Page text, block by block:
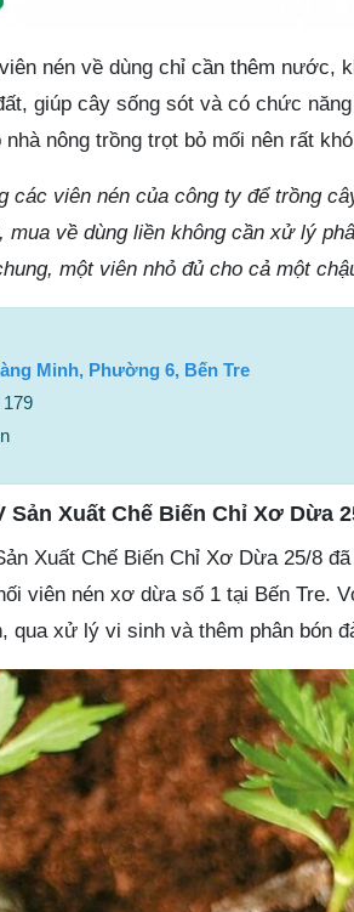
nén về dùng chỉ cần thêm nước,
giúp cây sống sót và có chức
nông trồng trọt bỏ mối nên rất
các viên nén của công ty để trồng
về dùng liền không cần xử lý
một viên nhỏ đủ cho cả một
Minh, Phường 6, Bến Tre
179
Sản Xuất Chế Biến Chỉ Xơ Dừa
Xuất Chế Biến Chỉ Xơ Dừa 25/8
viên nén xơ dừa số 1 tại Bến Tre.
qua xử lý vi sinh và thêm phân bón